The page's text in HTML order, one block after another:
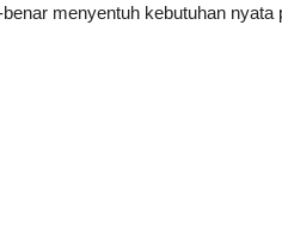
menyentuh kebutuhan nyata